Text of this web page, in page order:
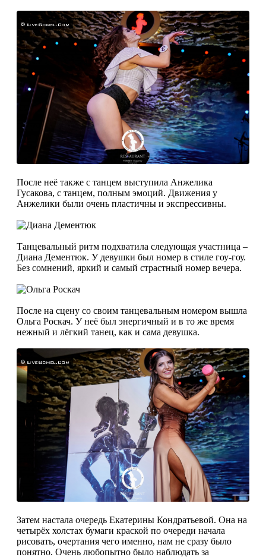
После неё также с танцем выступила Анжелика
Гусакова, с танцем, полным эмоций. Движения у
Анжелики были очень пластичны и экспрессивны.
Танцевальный ритм подхватила следующая участница –
Диана Дементюк. У девушки был номер в стиле гоу-гоу.
Без сомнений, яркий и самый страстный номер вечера.
После на сцену со своим танцевальным номером вышла
Ольга Роскач. У неё был энергичный и в то же время
нежный и лёгкий танец, как и сама девушка.
Затем настала очередь Екатерины Кондратьевой. Она на
четырёх холстах бумаги краской по очереди начала
рисовать, очертания чего именно, нам не сразу было
понятно. Очень любопытно было наблюдать за